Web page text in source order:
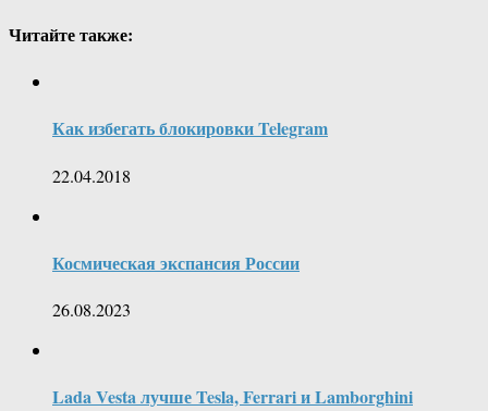
Читайте также:
Как избегать блокировки Telegram
22.04.2018
Космическая экспансия России
26.08.2023
Lada Vesta лучше Tesla, Ferrari и Lamborghini